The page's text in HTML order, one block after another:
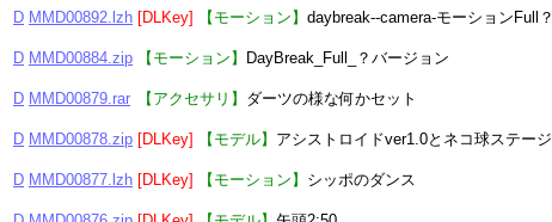
D MMD00892.lzh [DLKey] 【モーション】 daybreak--camera-モーションFull？
D MMD00884.zip 【モーション】 DayBreak_Full_？バージョン
D MMD00879.rar 【アクセサリ】 ダーツの様な何かセット
D MMD00878.zip [DLKey] 【モデル】 アシストロイドver1.0とネコ球ステージ
D MMD00877.lzh [DLKey] 【モーション】 シッポのダンス